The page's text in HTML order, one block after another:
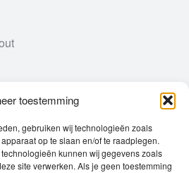
toestemming
gebruiken wij technologieën zoals
op te slaan en/of te raadplegen.
kunnen wij gegevens zoals
site verwerken. Als je geen toestemming